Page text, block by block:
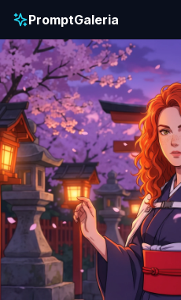
PromptGaleria